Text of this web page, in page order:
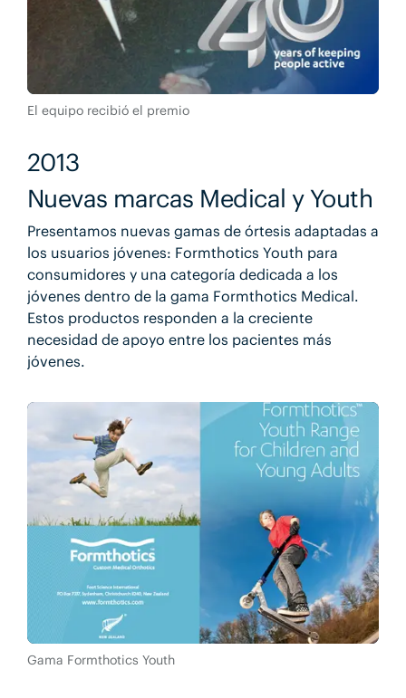
El equipo recibió el premio
2013
Nuevas marcas Medical y Youth
Presentamos nuevas gamas de órtesis adaptadas a
los usuarios jóvenes: Formthotics Youth para
consumidores y una categoría dedicada a los
jóvenes dentro de la gama Formthotics Medical.
Estos productos responden a la creciente
necesidad de apoyo entre los pacientes más
jóvenes.
Gama Formthotics Youth